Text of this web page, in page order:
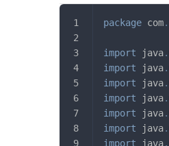
package com.
import java.
import
java.
import
java.
import
java.
import
java.
import
java.
import
java.